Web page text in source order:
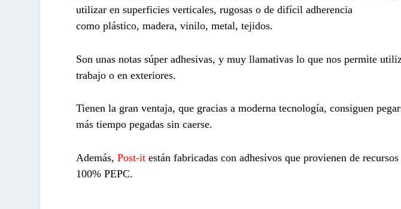
utilizar en superficies verticales, rugosas o de difícil adherencia
como plástico, madera, vinilo, metal, tejidos.
Son unas notas súper adhesivas, y muy llamativas lo que nos permite
trabajo o en exteriores.
Tienen la gran ventaja, que gracias a moderna tecnología, consiguen
más tiempo pegadas sin caerse.
Además,Post-it están fabricadas con adhesivos que provienen de
100% PEPC.